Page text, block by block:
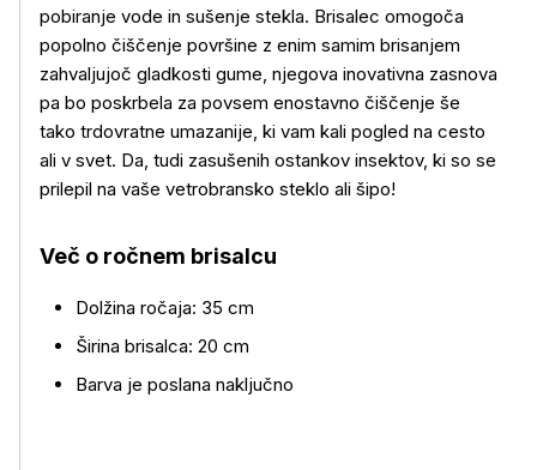
Več o izdelku
pobiranje vode in sušenje stekla. Brisalec omogoča
popolno čiščenje površine z enim samim brisanjem
zahvaljujoč gladkosti gume, njegova inovativna zasnova
pa bo poskrbela za povsem enostavno čiščenje še
tako trdovratne umazanije, ki vam kali pogled na cesto
ali v svet. Da, tudi zasušenih ostankov insektov, ki so se
prilepil na vaše vetrobransko steklo ali šipo!
Več o ročnem brisalcu
Dolžina ročaja: 35 cm
Širina brisalca: 20 cm
Barva je poslana naključno